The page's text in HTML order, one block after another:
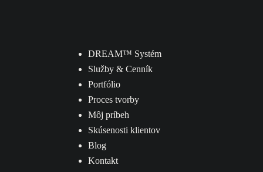
DREAM™ Systém
Služby & Cenník
Portfólio
Proces tvorby
Môj príbeh
Skúsenosti klientov
Blog
Kontakt